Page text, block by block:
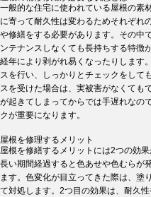
一般的な住宅に使われている屋根の素
に寄って耐久性は変わるためそれぞれ
や修繕をする必要があります。その中
ンテナンスしなくても長持ちする特徴
経年により剥がれ易くなったりします
スを行い、しっかりとチェックをして
スを受けた場合は、実被害がなくても
が起きてしまってからでは手遅れなの
クが重要になります。
屋根を修理するメリット
屋根を修繕するメリットには2つの効
長い期間経過すると色あせや色むらが
ます。色変化が目立ってきた際は、塗
て対処します。2つ目の効果は、耐久